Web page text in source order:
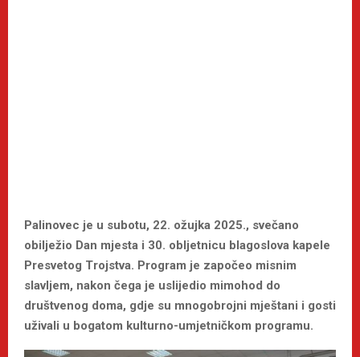
Palinovec je u subotu, 22. ožujka 2025., svečano
obilježio Dan mjesta i 30. obljetnicu blagoslova kapele
Presvetog Trojstva. Program je započeo misnim
slavljem, nakon čega je uslijedio mimohod do
društvenog doma, gdje su mnogobrojni mještani i gosti
uživali u bogatom kulturno-umjetničkom programu.